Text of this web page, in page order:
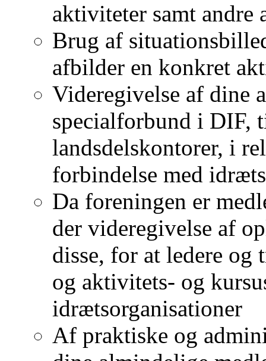
aktiviteter samt andre
Brug af
afbilder en konkret
Videregivelse af dine
specialforbund i DIF,
landsdelskontorer, i
forbindelse med
Da foreningen er
der videregivelse af
disse, for at ledere
og aktivitets- og
idrætsorganisationer
Af praktiske og